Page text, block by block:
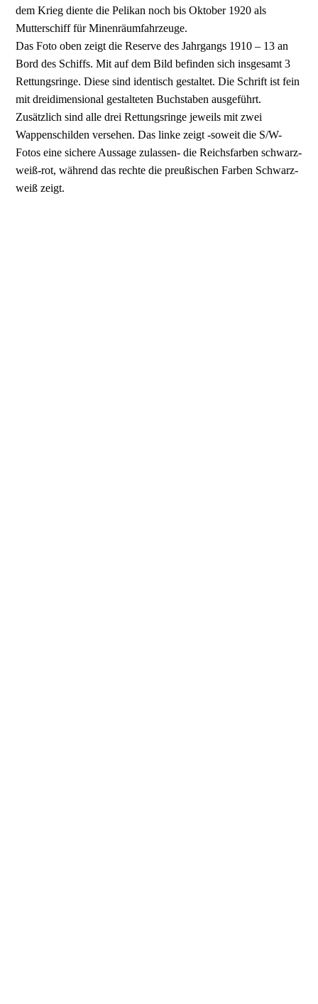
dem Krieg diente die Pelikan noch bis Oktober 1920 als
Mutterschiff für Minenräumfahrzeuge.
Das Foto oben zeigt die Reserve des Jahrgangs 1910 – 13 an
Bord des Schiffs. Mit auf dem Bild befinden sich insgesamt 3
Rettungsringe. Diese sind identisch gestaltet. Die Schrift ist fein
mit dreidimensional gestalteten Buchstaben ausgeführt.
Zusätzlich sind alle drei Rettungsringe jeweils mit zwei
Wappenschilden versehen. Das linke zeigt -soweit die S/W-
Fotos eine sichere Aussage zulassen- die Reichsfarben schwarz-
weiß-rot, während das rechte die preußischen Farben Schwarz-
weiß zeigt.